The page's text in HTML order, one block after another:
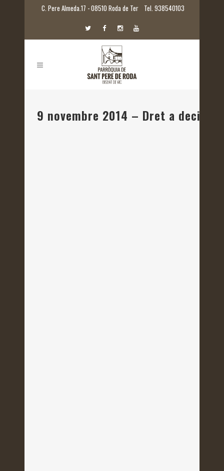
C. Pere Almeda.17 - 08510 Roda de Ter Tel. 938540103
9 novembre 2014 – Dret a decidir